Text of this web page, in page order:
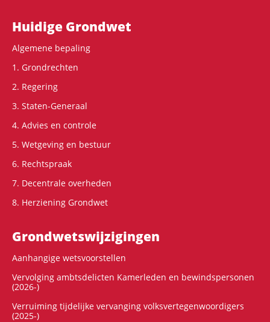
Hoofdnavigatie
Huidige Grondwet
Algemene bepaling
1. Grondrechten
2. Regering
3. Staten-Generaal
4. Advies en controle
5. Wetgeving en bestuur
6. Rechtspraak
7. Decentrale overheden
8. Herziening Grondwet
Grondwets­wijzigingen
Aanhangige wetsvoorstellen
Vervolging ambtsdelicten Kamerleden en bewindspersonen
(2026-)
Verruiming tijdelijke vervanging volksvertegenwoordigers
(2025-)